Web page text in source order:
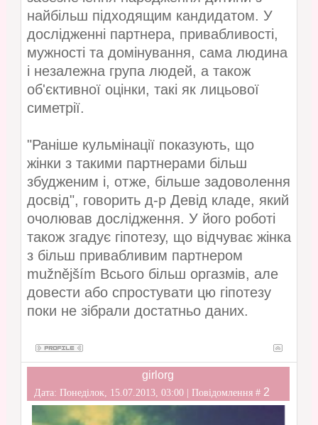
найбільш підходящим кандидатом. У
дослідженні партнера, привабливості,
мужності та домінування, сама людина
і незалежна група людей, а також
об'єктивної оцінки, такі як лицьової
симетрії.
"Раніше кульмінації показують, що
жінки з такими партнерами більш
збудженим і, отже, більше задоволення
досвід", говорить д-р Девід кладе, який
очолював дослідження. У його роботі
також згадує гіпотезу, що відчуває жінка
з більш привабливим партнером
mužnějším Всього більш оргазмів, але
довести або спростувати цю гіпотезу
поки не зібрали достатньо даних.
girlorg
Дата: Понеділок, 15.07.2013, 03:00 | Повідомлення # 2